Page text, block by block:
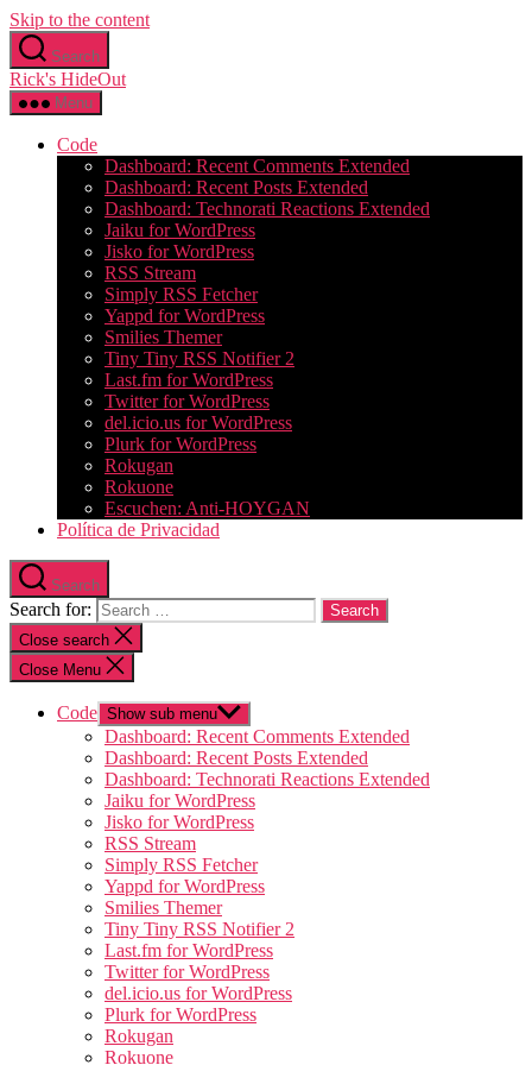
Skip to the content
Search
Rick's HideOut
Menu
Code
Dashboard: Recent Comments Extended
Dashboard: Recent Posts Extended
Dashboard: Technorati Reactions Extended
Jaiku for WordPress
Jisko for WordPress
RSS Stream
Simply RSS Fetcher
Yappd for WordPress
Smilies Themer
Tiny Tiny RSS Notifier 2
Last.fm for WordPress
Twitter for WordPress
del.icio.us for WordPress
Plurk for WordPress
Rokugan
Rokuone
Escuchen: Anti-HOYGAN
Política de Privacidad
Search
Search for:
Close search
Close Menu
Code Show sub menu
Dashboard: Recent Comments Extended
Dashboard: Recent Posts Extended
Dashboard: Technorati Reactions Extended
Jaiku for WordPress
Jisko for WordPress
RSS Stream
Simply RSS Fetcher
Yappd for WordPress
Smilies Themer
Tiny Tiny RSS Notifier 2
Last.fm for WordPress
Twitter for WordPress
del.icio.us for WordPress
Plurk for WordPress
Rokugan
Rokuone